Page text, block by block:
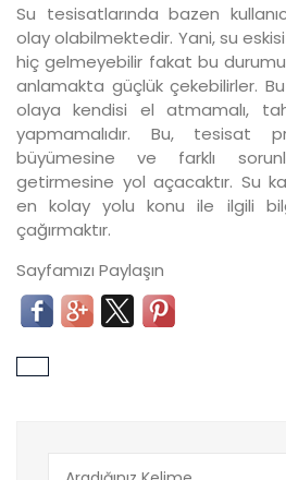
Su tesisatlarında bazen
olay olabilmektedir. Yani, su
hiç gelmeyebilir fakat bu
anlamakta güçlük çekebilirler.
olaya kendisi el atmamalı,
yapmamalıdır. Bu, tesisat
büyümesine ve farklı
getirmesine yol açacaktır. Su
en kolay yolu konu ile ilgili
çağırmaktır.
Sayfamızı Paylaşın